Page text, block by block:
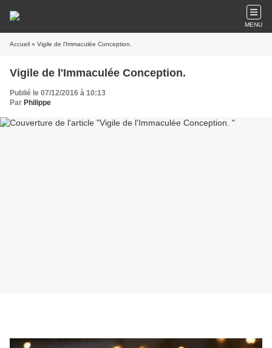
MENU
Accueil » Vigile de l'Immaculée Conception.
Vigile de l'Immaculée Conception.
Publié le 07/12/2016 à 10:13
Par Philippe